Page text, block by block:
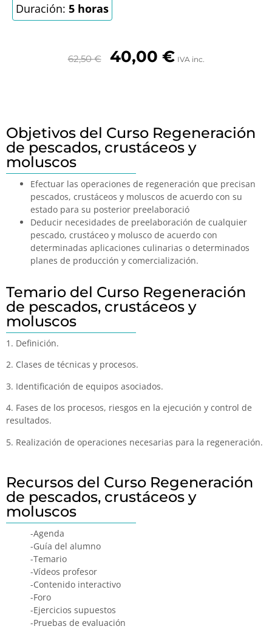
Duración: 5 horas
62,50€ 40,00 € IVA inc.
Objetivos del Curso Regeneración
de pescados, crustáceos y
moluscos
Efectuar las operaciones de regeneración que precisan
pescados, crustáceos y moluscos de acuerdo con su
estado para su posterior preelaboració
Deducir necesidades de preelaboración de cualquier
pescado, crustáceo y molusco de acuerdo con
determinadas aplicaciones culinarias o determinados
planes de producción y comercialización.
Temario del Curso Regeneración
de pescados, crustáceos y
moluscos
1. Definición.
2. Clases de técnicas y procesos.
3. Identificación de equipos asociados.
4. Fases de los procesos, riesgos en la ejecución y control de
resultados.
5. Realización de operaciones necesarias para la regeneración.
Recursos del Curso Regeneración
de pescados, crustáceos y
moluscos
-Agenda
-Guía del alumno
-Temario
-Vídeos profesor
-Contenido interactivo
-Foro
-Ejercicios supuestos
-Pruebas de evaluación